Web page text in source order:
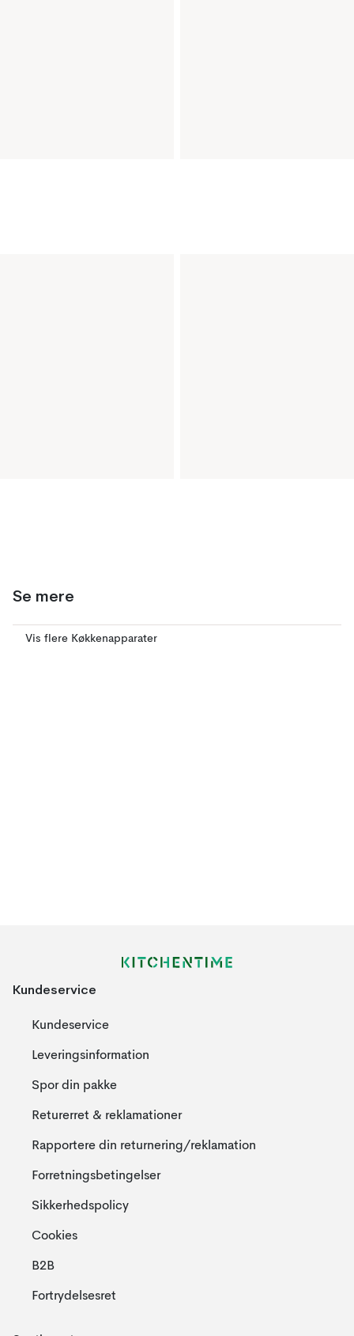
Se mere
Vis flere Køkkenapparater
Kundeservice
Kundeservice
Leveringsinformation
Spor din pakke
Returerret & reklamationer
Rapportere din returnering/reklamation
Forretningsbetingelser
Sikkerhedspolicy
Cookies
B2B
Fortrydelsesret